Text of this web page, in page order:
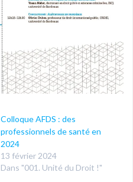
Colloque AFDS : des
professionnels de santé en
2024
13 février 2024
Dans "001. Unité du Droit !"